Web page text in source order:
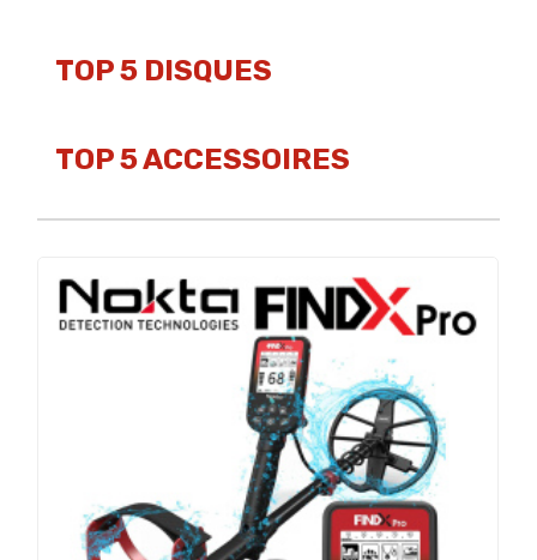
TOP 5 DISQUES
TOP 5 ACCESSOIRES